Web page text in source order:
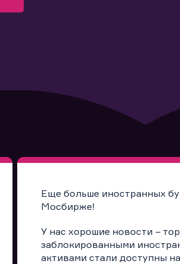
Еще больше иностранных
Мосбирже!
У нас хорошие новости –
заблокированными
активами стали доступны